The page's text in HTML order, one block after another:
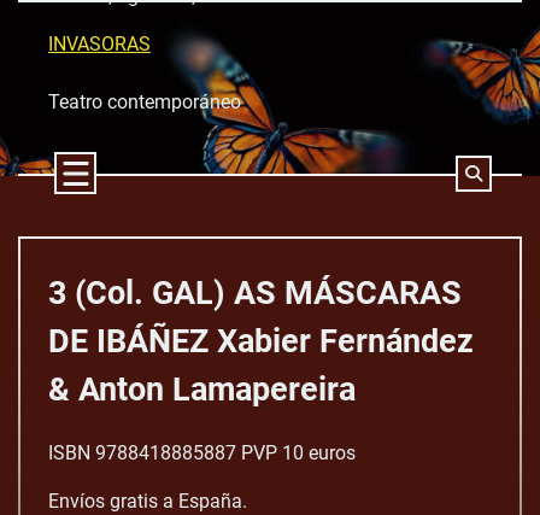
INVASORAS
Teatro contemporáneo
3 (Col. GAL) AS MÁSCARAS
DE IBÁÑEZ Xabier Fernández
& Anton Lamapereira
ISBN 9788418885887 PVP 10 euros
Envíos gratis a España.